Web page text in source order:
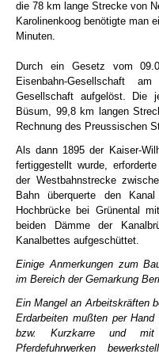
die 78 km lange Strecke von
Karolinenkoog benötigte man
Minuten.
Durch ein Gesetz vom
Eisenbahn-Gesellschaft
Gesellschaft aufgelöst. Die
Büsum, 99,8 km langen
Rechnung des Preussischen
Als dann 1895 der Kaiser-
fertiggestellt wurde,
der Westbahnstrecke
Bahn überquerte den
Hochbrücke bei Grünental
beiden Dämme der
Kanalbettes aufgeschüttet.
Einige Anmerkungen zum
im Bereich der Gemarkung
Ein Mangel an Arbeitskräften
Erdarbeiten mußten per
bzw. Kurzkarre und mit
Pferdefuhrwerken